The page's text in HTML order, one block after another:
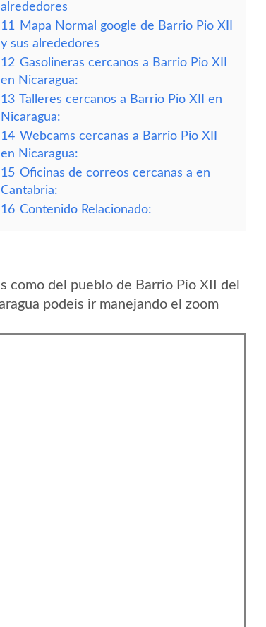
alrededores
11
Mapa Normal google de Barrio Pio XII
y sus alrededores
12 Gasolineras cercanos a Barrio Pio XII
en Nicaragua:
13 Talleres cercanos a Barrio Pio XII en
Nicaragua:
14 Webcams cercanas a Barrio Pio XII
en Nicaragua:
15 Oficinas de correos cercanas a en
Cantabria:
16 Contenido Relacionado:
como del pueblo de Barrio Pio XII del
podeis ir manejando el zoom